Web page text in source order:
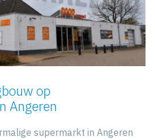
op
Angeren
supermarkt in Angeren